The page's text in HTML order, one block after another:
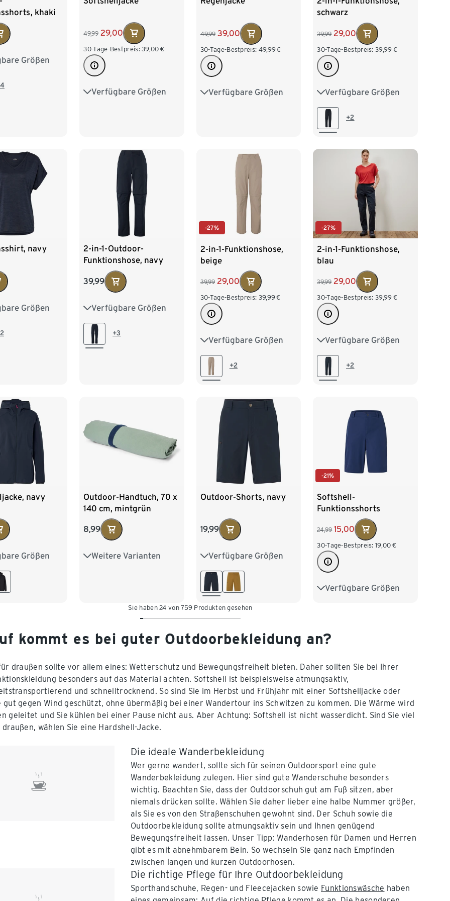
khaki
Größen
40 42
49,99 29,00
30-Tage-Bestpreis: 39,00 €
Verfügbare Größen
36 38 40 42
49,99 39,00
30-Tage-Bestpreis: 49,99€
Verfügbare Größen
34 36 38 40
schwarz
39,99 29,00
30-Tage-Bestpreis: 39,99 €
Verfügbare Größen
36 38 40 42
44 46
+2
navy
Größen
S 36/38
2-in-1-Outdoor-
Funktionshose, navy
39,99
Verfügbare Größen
36 38 40 42
44 46
+3
-27%
2-in-1-Funktionshose,
beige
39,99 29,00
30-Tage-Bestpreis: 39,99€
Verfügbare Größen
36 38 40 42
44 46
+2
-27%
2-in-1-Funktionshose,
blau
39,99 29,00
30-Tage-Bestpreis: 39,99 €
Verfügbare Größen
36 38 40 42
44 46
+2
navy
Größen
40 42
Outdoor-Handtuch, 70 x
140 cm, mintgrün
8,99
Weitere Varianten
100 x 180 cm
Outdoor-Shorts, navy
19,99
Verfügbare Größen
S 44/46 M 48/50
L 52/54
-21%
Softshell-
Funktionsshorts
24,99 15,00
30-Tage-Bestpreis: 19,00 €
Verfügbare Größen
36 38 40 42
Sie haben 24 von 759 Produkten gesehen
kommt es bei guter Outdoorbekleidung an?
draußen sollte vor allem eines: Wetterschutz und Bewegungsfreiheit bieten. Daher sollten Sie bei Ihrer
besonders auf das Material achten. Softshell ist beispielsweise atmungsaktiv,
und schnelltrocknend. So sind Sie im Herbst und Frühjahr mit einer Softshelljacke oder
gut gegen Wind geschützt, ohne übermäßig bei einer Wandertour ins Schwitzen zu kommen. Die Wärme wird
geleitet und Sie kühlen bei einer Pause nicht aus. Aber Achtung: Softshell ist nicht wasserdicht. Sind Sie viel
draußen, wählen Sie eine Hardshell-Jacke.
Die ideale Wanderbekleidung
Wer gerne wandert, sollte sich für seinen Outdoorsport eine gute
Wanderbekleidung zulegen. Hier sind gute Wanderschuhe besonders
wichtig. Beachten Sie, dass der Outdoorschuh gut am Fuß sitzen, aber
niemals drücken sollte. Wählen Sie daher lieber eine halbe Nummer größer,
als Sie es von den Straßenschuhen gewohnt sind. Der Schuh sowie die
Outdoorbekleidung sollte atmungsaktiv sein und Ihnen genügend
Bewegungsfreiheit lassen. Unser Tipp: Wanderhosen für Damen und Herren
gibt es mit abnehmbarem Bein. So wechseln Sie ganz nach Empfinden
zwischen langen und kurzen Outdoorhosen.
Die richtige Pflege für Ihre Outdoorbekleidung
Sporthandschuhe, Regen- und Fleecejacken sowie Funktionswäsche haben